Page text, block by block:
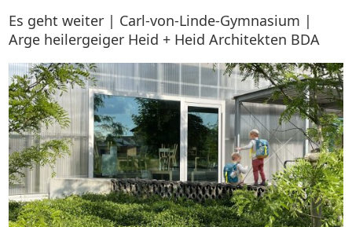
Es geht weiter | Carl-von-Linde-Gymnasium |
Arge heilergeiger Heid + Heid Architekten BDA